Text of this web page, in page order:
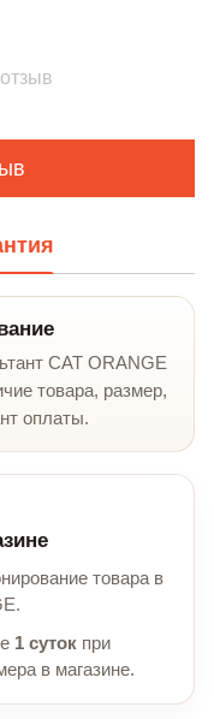
CAT ORANGE
товара, размер,
оплаты.
товара в
1 суток при
в магазине.